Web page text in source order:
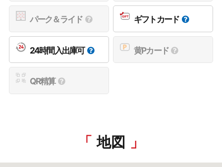
パーク＆ライド ギフトカード
24時間入出庫可 黄Pカード
QR精算
地図